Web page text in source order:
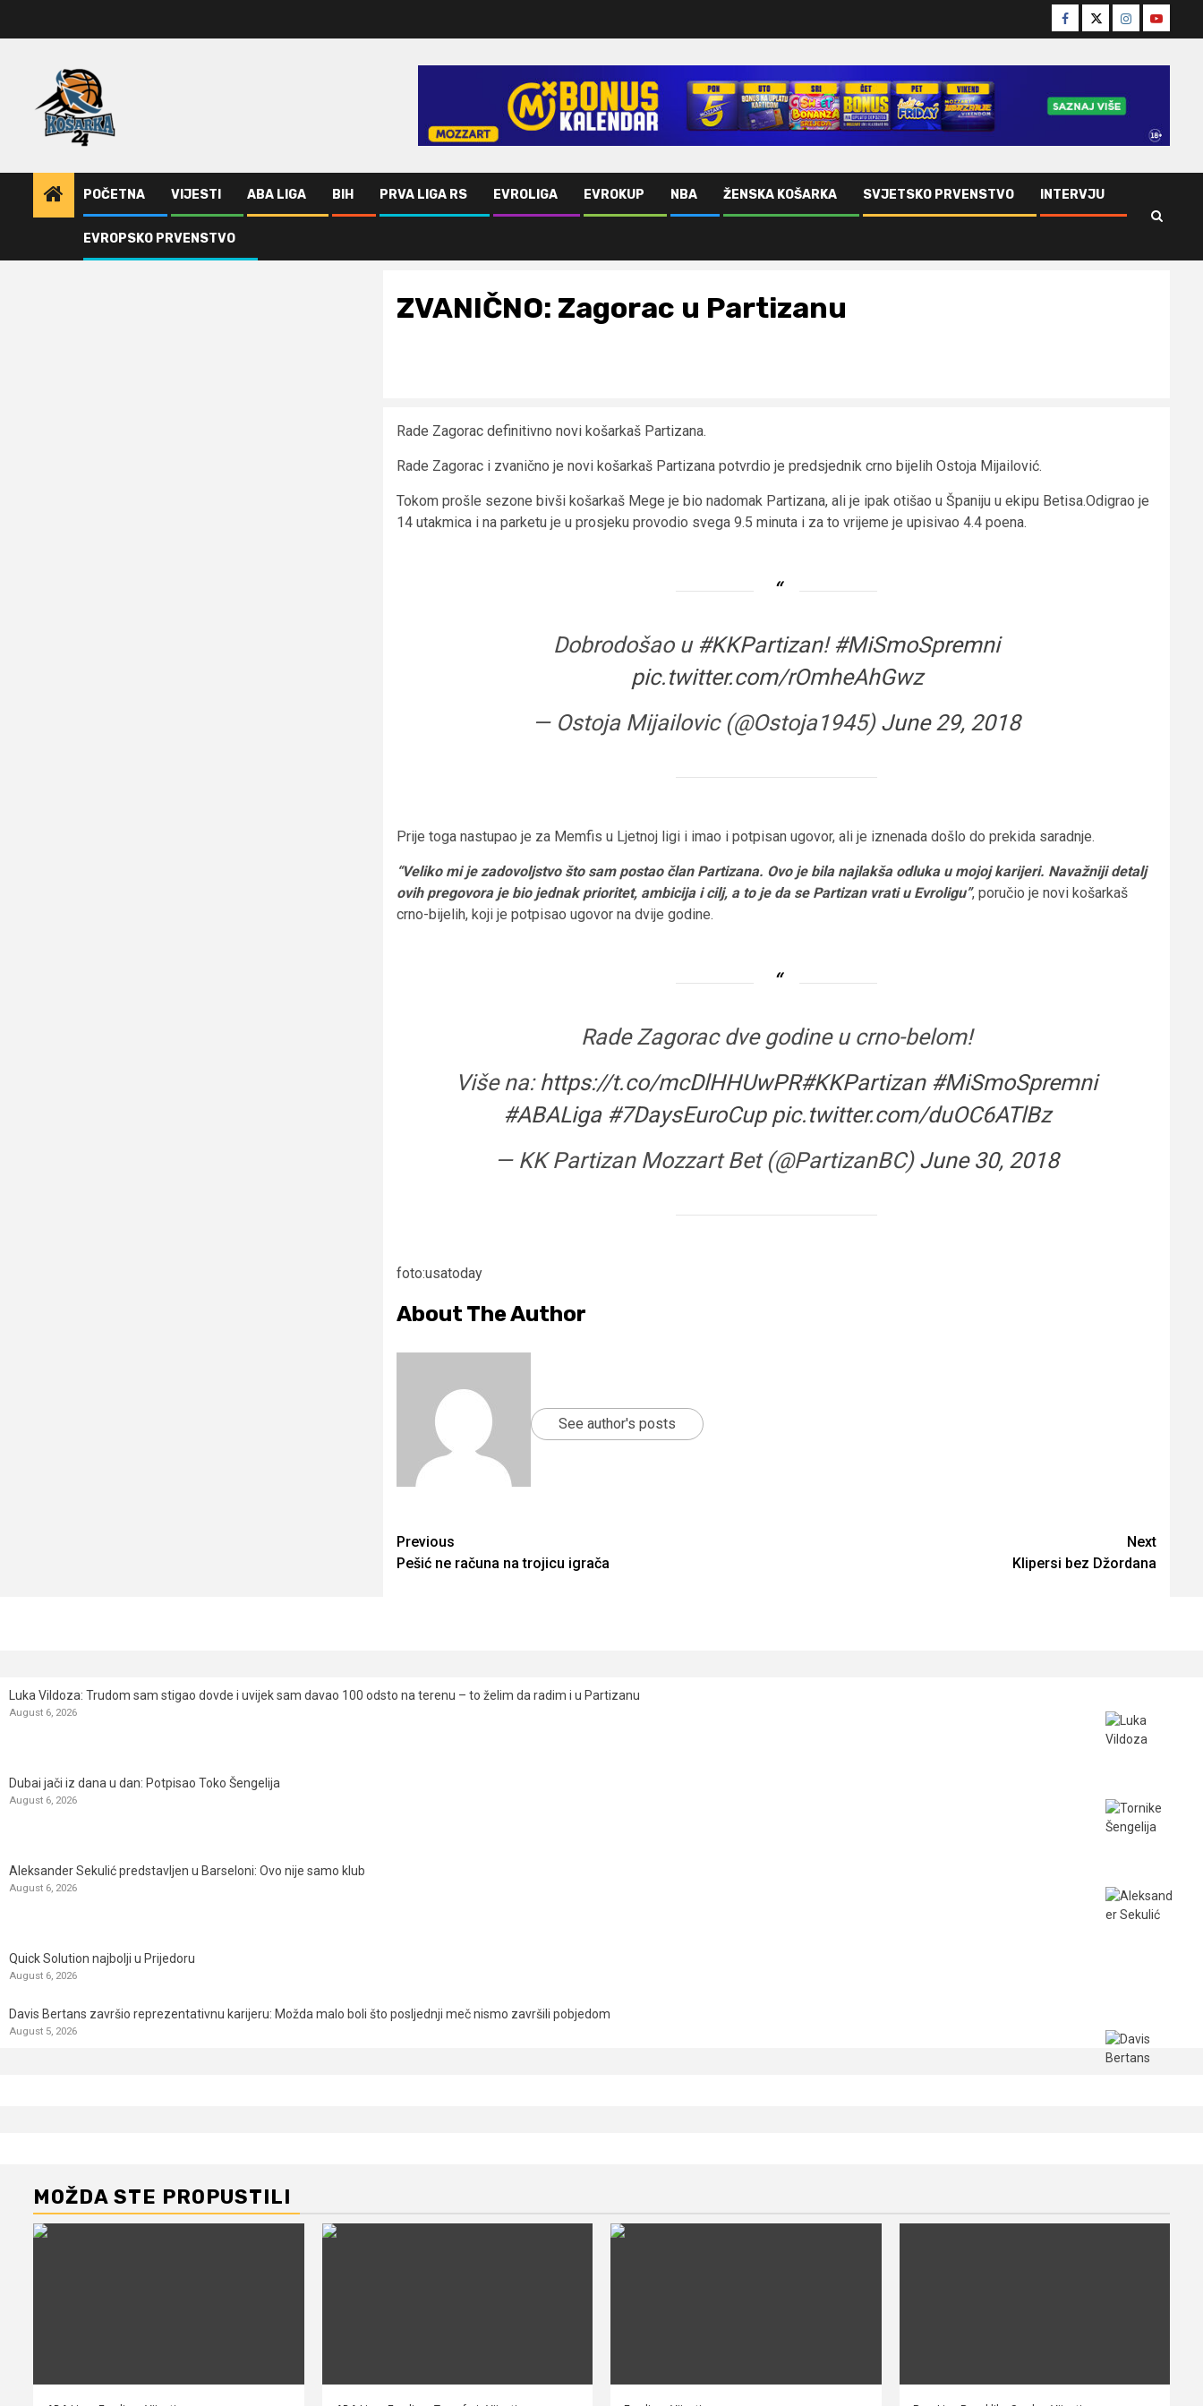
Facebook
TwitterInstagram
Youtube
POČETNA VIJESTI ABA LIGA BIH PRVA LIGA RS EVROLIGA EVROKUP NBA ŽENSKA KOŠARKA SVJETSKO PRVENSTVO INTERVJU
EVROPSKO PRVENSTVO
ZVANIČNO: Zagorac u Partizanu
ZVANIČNO: Zagorac u Partizanu
Rade Zagorac definitivno novi košarkaš Partizana.
Rade Zagorac i zvanično je novi košarkaš Partizana potvrdio je predsjednik crno bijelih Ostoja Mijailović.
Tokom prošle sezone bivši košarkaš Mege je bio nadomak Partizana, ali je ipak otišao u Španiju u ekipu Betisa.Odigrao je
14 utakmica i na parketu je u prosjeku provodio svega 9.5 minuta i za to vrijeme je upisivao 4.4 poena.
Dobrodošao u #KKPartizan!#MiSmoSpremni
pic.twitter.com/rOmheAhGwz
— Ostoja Mijailovic (@Ostoja1945) June 29, 2018
Prije toga nastupao je za Memfis u Ljetnoj ligi i imao i potpisan ugovor, ali je iznenada došlo do prekida saradnje.
“Veliko mi je zadovoljstvo što sam postao član Partizana. Ovo je bila najlakša odluka u mojoj karijeri. Navažniji detalj
ovih pregovora je bio jednak prioritet, ambicija i cilj, a to je da se Partizan vrati u Evroligu”, poručio je novi košarkaš
crno-bijelih, koji je potpisao ugovor na dvije godine.
Rade Zagorac dve godine u crno-belom!
Više na: https://t.co/mcDlHHUwPR#KKPartizan #MiSmoSpremni
#ABALiga #7DaysEuroCup pic.twitter.com/duOC6ATlBz
— KK Partizan Mozzart Bet (@PartizanBC) June 30, 2018
foto:usatoday
About The Author
See author's posts
Continue
Reading
Previous
Pešić ne računa na trojicu igrača
Next
Klipersi bez Džordana
Luka Vildoza: Trudom sam stigao dovde i uvijek sam davao 100 odsto na terenu – to želim da radim i u Partizanu
August 6, 2026
Dubai jači iz dana u dan: Potpisao Toko Šengelija
August 6, 2026
Aleksander Sekulić predstavljen u Barseloni: Ovo nije samo klub
August 6, 2026
Quick Solution najbolji u Prijedoru
August 6, 2026
Davis Bertans završio reprezentativnu karijeru: Možda malo boli što posljednji meč nismo završili pobjedom
August 5, 2026
MOŽDA STE PROPUSTILI